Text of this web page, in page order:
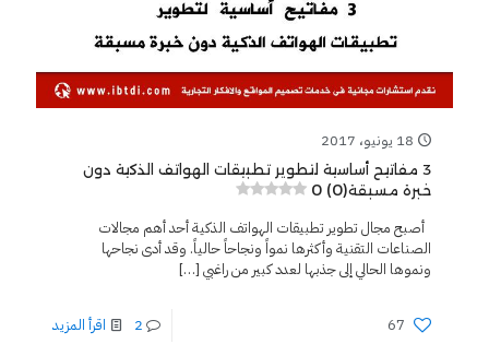
18 يونيو، 2017
3 مفاتيح أساسية لتطوير تطبيقات الهواتف الذكية دون
خبرة مسبقة0 (0)
أصبح مجال تطوير تطبيقات الهواتف الذكية أحد أهم مجالات
الصناعات التقنية وأكثرها نمواً ونجاحاً حالياً. وقد أدى نجاحها
ونموها الحالي إلى جذبها لعدد كبير من راغبي […]
67
2 اقرأ المزيد